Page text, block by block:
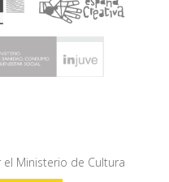
Ministerio de Cultura